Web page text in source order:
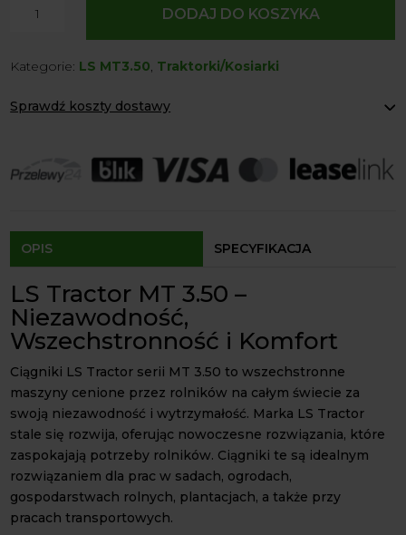
MT
HST
KM
DODAJ DO KOSZYKA
Kategorie: LS MT3.50, Traktorki/Kosiarki
Sprawdź koszty dostawy
Agrol transport: 200 zł
Agrol transport gabaryty: ustalane indywidualnie
Dostępność form dostawy i ceny uzależniona od produktu.
OPIS SPECYFIKACJA
LS Tractor MT 3.50 –
Niezawodność,
Wszechstronność i Komfort
Ciągniki LS Tractor serii MT 3.50 to wszechstronne
maszyny cenione przez rolników na całym świecie za
swoją niezawodność i wytrzymałość. Marka LS Tractor
stale się rozwija, oferując nowoczesne rozwiązania, które
zaspokajają potrzeby rolników. Ciągniki te są idealnym
rozwiązaniem dla prac w sadach, ogrodach,
gospodarstwach rolnych, plantacjach, a także przy
pracach transportowych.